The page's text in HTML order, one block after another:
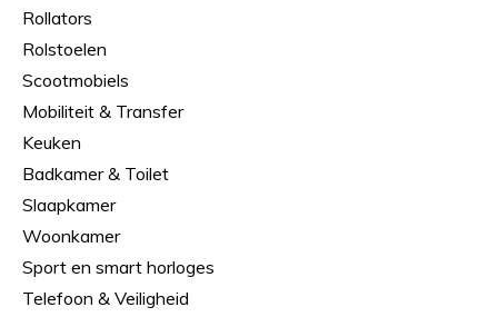
Rollators
Rolstoelen
Scootmobiels
Mobiliteit & Transfer
Keuken
Badkamer & Toilet
Slaapkamer
Woonkamer
Sport en smart horloges
Telefoon & Veiligheid